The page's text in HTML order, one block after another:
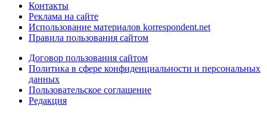
Контакты
Реклама на сайте
Использование материалов korrespondent.net
Правила пользования сайтом
Договор пользования сайтом
Политика в сфере конфиденциальности и персональных
данных
Пользовательское соглашение
Редакция